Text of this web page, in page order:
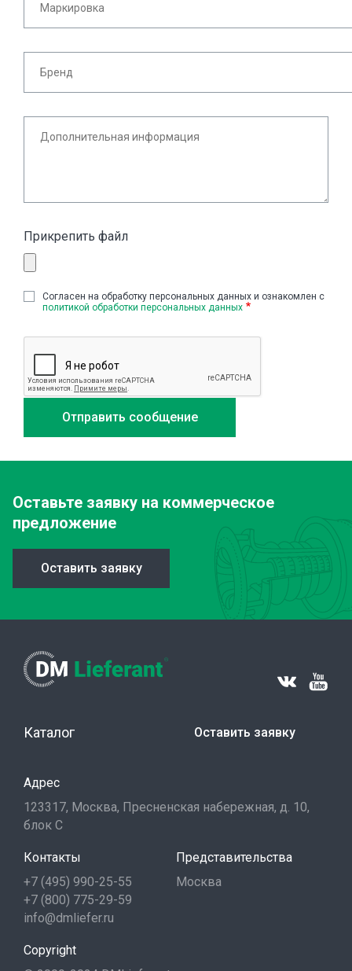
Прикрепить файл
Cогласен на обработку персональных данных и ознакомлен с
политикой обработки персональных данных
Оставьте заявку на коммерческое
предложение
Оставить заявку
Каталог Оставить заявку
Адрес
123317, Москва, Пресненская набережная, д. 10,
блок С
Контакты
+7 (495) 990-25-55
+7 (800) 775-29-59
info@dmliefer.ru
Представительства
Москва
Copyright